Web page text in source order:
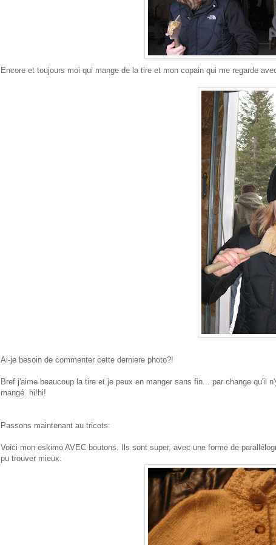
Encore et toujours moi qui mange de la tire et mon copain qui me regarde
Ai-je besoin de commenter cette derniere photo?!
Bref j'aime beaucoup la tire et je peux en manger sans fin... par change qu'il
mangé. hi!hi!
Passons maintenant au tricots:
Voici mon eskimo AVEC boutons. Ils sont super, avec une forme de
pu trouver mieux.